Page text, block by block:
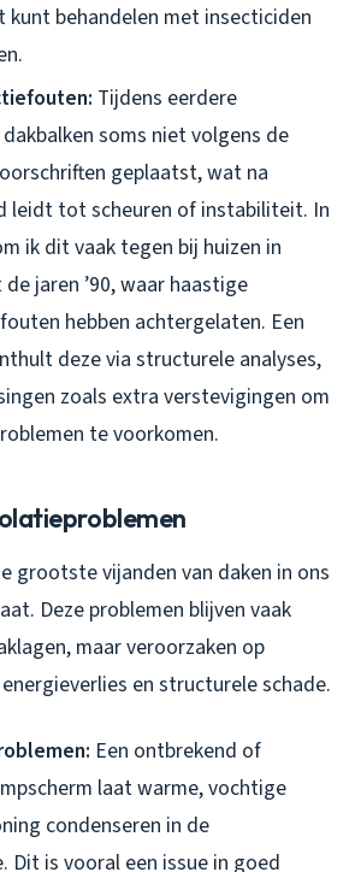
kunt behandelen met insecticiden
Tijdens eerdere
soms niet volgens de
geplaatst, wat na
leidt tot scheuren of instabiliteit. In
ik dit vaak tegen bij huizen in
jaren ’90, waar haastige
hebben achtergelaten. Een
deze via structurele analyses,
zoals extra verstevigingen om
te voorkomen.
grootste vijanden van daken in ons
Deze problemen blijven vaak
maar veroorzaken op
en structurele schade.
Een ontbrekend of
laat warme, vochtige
condenseren in de
Dit is vooral een issue in goed